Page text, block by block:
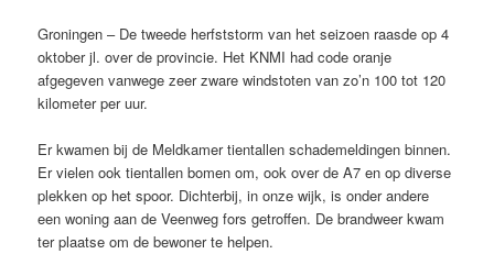
Groningen – De tweede herfststorm van het seizoen raasde op 4
oktober jl. over de provincie. Het KNMI had code oranje
afgegeven vanwege zeer zware windstoten van zo’n 100 tot 120
kilometer per uur.
Er kwamen bij de Meldkamer tientallen schademeldingen binnen.
Er vielen ook tientallen bomen om, ook over de A7 en op diverse
plekken op het spoor. Dichterbij, in onze wijk, is onder andere
een woning aan de Veenweg fors getroffen. De brandweer kwam
ter plaatse om de bewoner te helpen.